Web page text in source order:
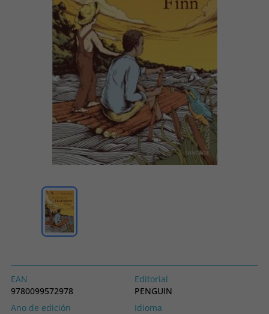
EAN
9780099572978
Editorial
PENGUIN
Ano de edición
Idioma